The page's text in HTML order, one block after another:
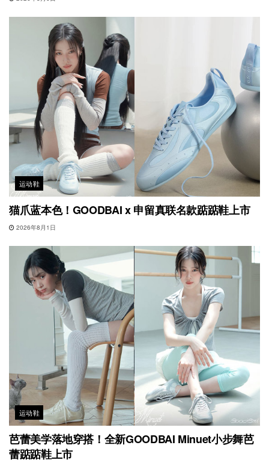
运动鞋
猫爪蓝本色！GOODBAI x 申留真联名款踮踮鞋上市
2026年8月1日
运动鞋
芭蕾美学落地穿搭！全新GOODBAI Minuet小步舞芭
蕾踮踮鞋上市